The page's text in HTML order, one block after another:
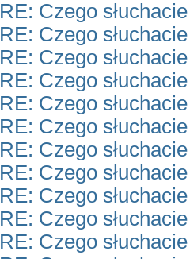
RE: Czego
RE: Czego
RE: Czego
RE: Czego
RE: Czego
RE: Czego
RE: Czego
RE: Czego
RE: Czego
RE: Czego
RE: Czego